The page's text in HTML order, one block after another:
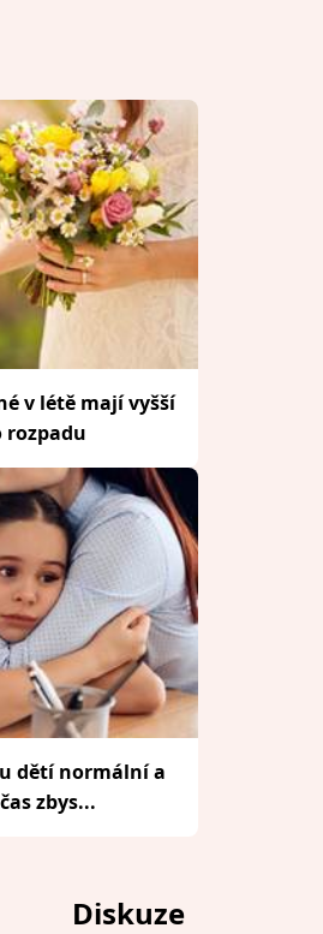
v létě mají vyšší
rozpadu
dětí normální a
zbys...
Diskuze